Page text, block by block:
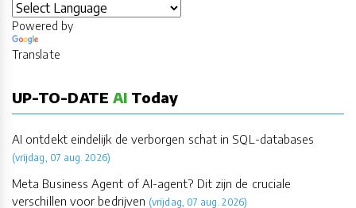
Powered by
Translate
UP-TO-DATE AI Today
AI ontdekt eindelijk de verborgen schat in SQL-databases
(vrijdag, 07 aug. 2026)
Meta Business Agent of AI-agent? Dit zijn de cruciale
verschillen voor bedrijven (vrijdag, 07 aug. 2026)